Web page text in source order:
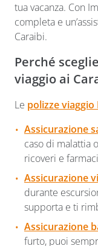
tua vacanza. Con
completa e
Caraibi.
Perché
viaggio ai
Le polizze viaggio
Assicurazione
caso di malattia
ricoveri e
Assicurazione
durante
supporta e ti
Assicurazione
furto, puoi